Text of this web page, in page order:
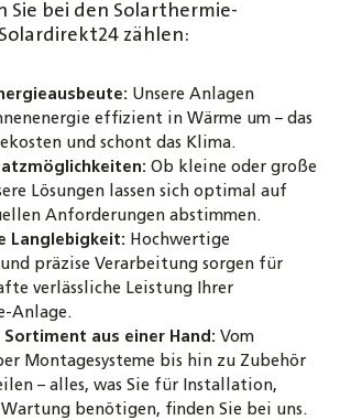
Sie bei den Solarthermie-
zählen:
Unsere Anlagen
effizient in Wärme um – das
und schont das Klima.
Ob kleine oder große
Lösungen lassen sich optimal auf
Anforderungen abstimmen.
Langlebigkeit: Hochwertige
präzise Verarbeitung sorgen für
verlässliche Leistung Ihrer
Anlage.
aus einer Hand: Vom
Montagesysteme bis hin zu Zubehör
– alles, was Sie für Installation,
benötigen, finden Sie bei uns.